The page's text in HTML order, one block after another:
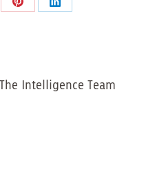
Share
Share
The Intelligence Team